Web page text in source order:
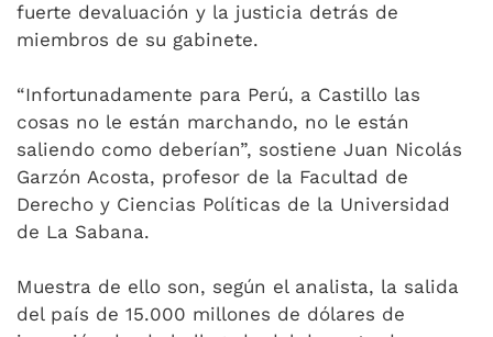
fuerte devaluación y la justicia detrás de
miembros de su gabinete.
“Infortunadamente para Perú, a Castillo las
cosas no le están marchando, no le están
saliendo como deberían”, sostiene Juan Nicolás
Garzón Acosta, profesor de la Facultad de
Derecho y Ciencias Políticas de la Universidad
de La Sabana.
Muestra de ello son, según el analista, la salida
del país de 15.000 millones de dólares de